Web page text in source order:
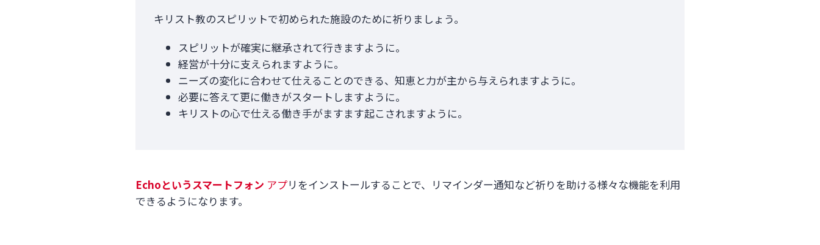
キリスト教のスピリットで初められた施設のために祈りましょう。
スピリットが確実に継承されて行きますように。
経営が十分に支えられますように。
ニーズの変化に合わせて仕えることのできる、知恵と力が主から与えられますように。
必要に答えて更に働きがスタートしますように。
キリストの心で仕える働き手がますます起こされますように。
Echoというスマートフォン アプリをインストールすることで、リマインダー通知など祈りを助ける様々な機能を利用
できるようになります。